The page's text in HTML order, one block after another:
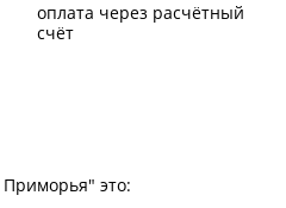
оплата через расчётный
счёт
это: